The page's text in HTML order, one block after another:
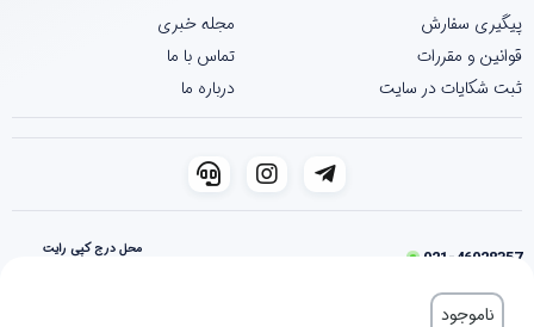
ناموجود
پیگیری سفارش
قوانین و مقررات
ثبت شکایات در سایت
مجله خبری
تماس با ما
درباره ما
021-46028357
محل درج کپی رایت